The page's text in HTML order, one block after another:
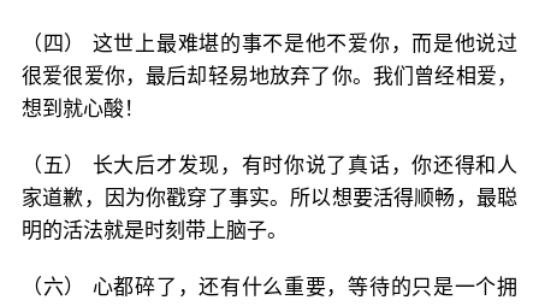
（四） 这世上最难堪的事不是他不爱你，而是他说过
很爱很爱你，最后却轻易地放弃了你。我们曾经相爱，
想到就心酸！
（五） 长大后才发现，有时你说了真话，你还得和人
家道歉，因为你戳穿了事实。所以想要活得顺畅，最聪
明的活法就是时刻带上脑子。
（六） 心都碎了，还有什么重要，等待的只是一个拥